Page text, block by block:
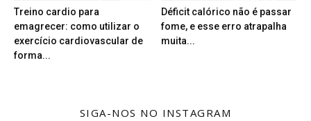
Treino cardio para
emagrecer: como utilizar o
exercício cardiovascular de
forma...
Déficit calórico não é passar
fome, e esse erro atrapalha
muita...
SIGA-NOS NO INSTAGRAM